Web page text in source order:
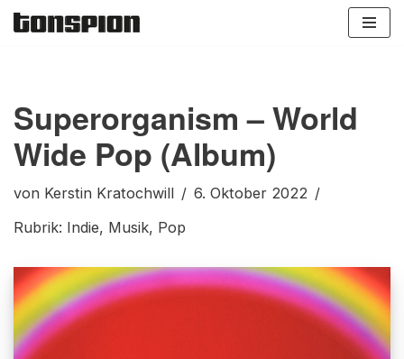
Superorganism – World
Wide Pop (Album)
von Kerstin Kratochwill
6. Oktober 2022
Rubrik: Indie, Musik, Pop